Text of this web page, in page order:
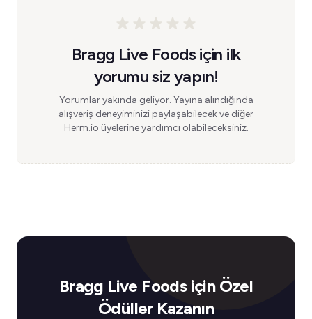
Bragg Live Foods için ilk
yorumu siz yapın!
Yorumlar yakında geliyor. Yayına alındığında
alışveriş deneyiminizi paylaşabilecek ve diğer
Herm.io üyelerine yardımcı olabileceksiniz.
Bragg Live Foods için Özel
Ödüller Kazanın